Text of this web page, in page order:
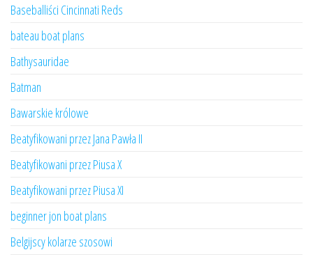
Baseballiści Cincinnati Reds
bateau boat plans
Bathysauridae
Batman
Bawarskie królowe
Beatyfikowani przez Jana Pawła II
Beatyfikowani przez Piusa X
Beatyfikowani przez Piusa XI
beginner jon boat plans
Belgijscy kolarze szosowi